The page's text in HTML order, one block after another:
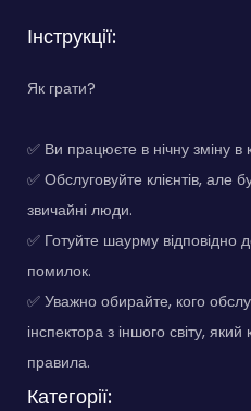
Інструкції:
Як грати?
✅ Ви працюєте в нічну зміну в
✅ Обслуговуйте клієнтів, але
звичайні люди.
✅ Готуйте шаурму відповідно
помилок.
✅ Уважно обирайте, кого
інспектора з іншого світу,
правила.
Категорії: